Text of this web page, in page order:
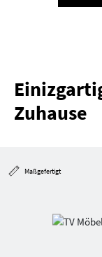
Zuhause
Maßgefertigt